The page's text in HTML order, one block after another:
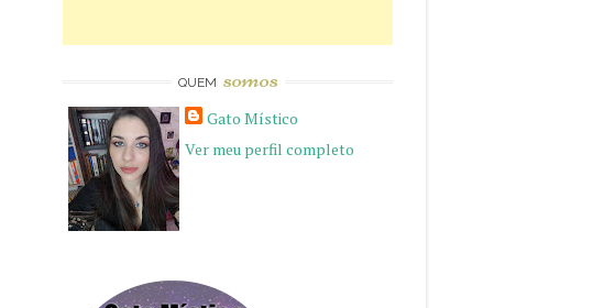
QUEM somos
Gato Místico
Ver meu perfil completo